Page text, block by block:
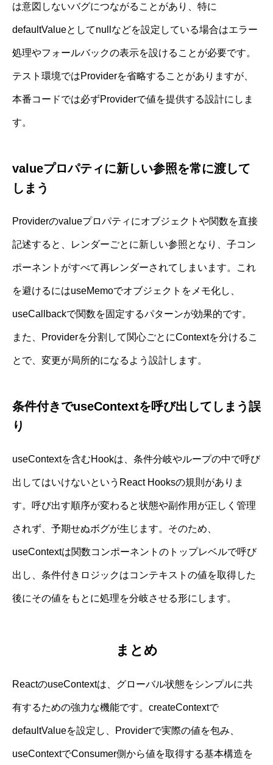
は意図しないバグにつながることがあり、特に
defaultValueとしてnullなどを設定している場合はエラー
処理やフォールバックの表示を設けることが必要です。
テスト環境ではProviderを省略することがありますが、
本番コードでは必ずProviderで値を提供する設計にしま
す。
valueプロパティに新しい参照を常に渡して
しまう
Providerのvalueプロパティにオブジェクトや関数を直接
記述すると、レンダーごとに新しい参照となり、子コン
ポーネントがすべて再レンダーされてしまいます。これ
を避けるにはuseMemoでオブジェクトをメモ化し、
useCallbackで関数を固定するパターンが効果的です。
また、Providerを分割して関心ごとにContextを分けるこ
とで、変更が局所的になるよう設計します。
条件付きでuseContextを呼び出してしまう誤
り
useContextを含むHookは、条件分岐やループの中で呼び
出してはいけないというReact Hooksの規則がありま
す。呼び出す順序が変わると状態や副作用が正しく管理
されず、予期せぬボグが生じます。そのため、
useContextは関数コンポーネントのトップレベルで呼び
出し、条件付きロジックはコンテキストの値を取得した
後にその値をもとに処理を分岐させる形にします。
まとめ
ReactのuseContextは、グローバル状態をシンプルに共
有するための強力な機能です。createContextで
defaultValueを設定し、Providerで実際の値を包み、
useContextでConsumer側から値を取得する基本構造を